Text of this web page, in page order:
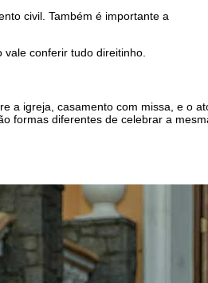
civil. Também é importante a
conferir tudo direitinho.
a igreja, casamento com missa, e o
formas diferentes de celebrar a